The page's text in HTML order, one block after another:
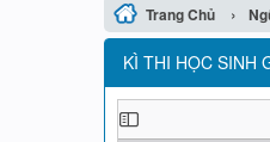
Trang Chủ ›
KÌ THI HỌC SINH